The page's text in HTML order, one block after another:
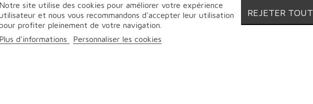
Notre site utilise des cookies pour améliorer votre expérience
et nous vous recommandons d'accepter leur utilisation
profiter pleinement de votre navigation.
Plus d'informations
Personnaliser les cookies
REJETER TOUT
© Proebo - Fromagerie by Lesmayoux - 2026 | Tous droits réservés